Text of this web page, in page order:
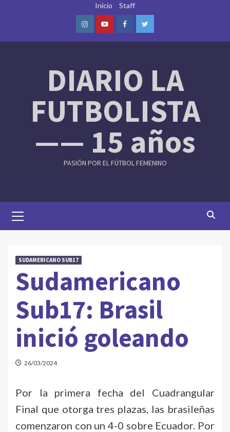
Inicio Staff
InstagramYoutubeFacebookTwitter
DIARIO LA
FUTBOLISTA
—— 15 años
PASIÓN POR EL FÚTBOL FEMENINO
Menu
SUDAMERICANO SUB17
Sudamericano
Sub17: Brasil
inició goleando
26/03/2024
Por la primera fecha del Cuadrangular
Final que otorga tres plazas, las brasileñas
comenzaron con un 4-0 sobre Ecuador. Por